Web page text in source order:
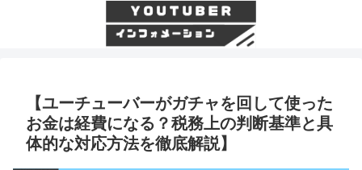
【ユーチューバーがガチャを回して使った
お金は経費になる？税務上の判断基準と具
体的な対応方法を徹底解説】